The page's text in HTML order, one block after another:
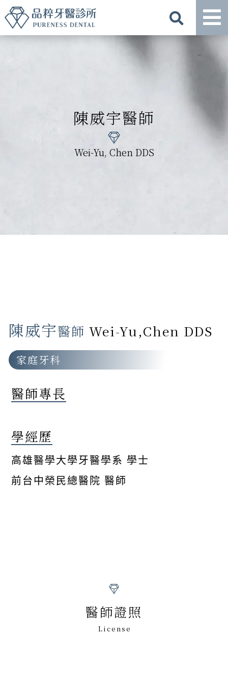
陳威宇醫師
Wei-Yu, Chen DDS
陳威宇醫師 Wei-Yu,Chen DDS
家庭牙科
醫師專長
學經歷
高雄醫學大學牙醫學系 學士
前台中榮民總醫院 醫師
醫師證照
License